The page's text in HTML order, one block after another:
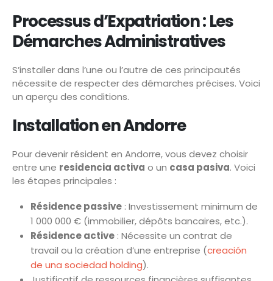
Processus d’Expatriation : Les
Démarches Administratives
S’installer dans l’une ou l’autre de ces principautés
nécessite de respecter des démarches précises. Voici
un aperçu des conditions.
Installation en Andorre
Pour devenir résident en Andorre, vous devez choisir
entre une residencia activa o un casa pasiva. Voici
les étapes principales :
Résidence passive : Investissement minimum de
1 000 000 € (immobilier, dépôts bancaires, etc.).
Résidence active : Nécessite un contrat de
travail ou la création d’une entreprise (creación
de una sociedad holding).